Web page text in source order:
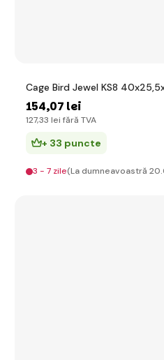
Cage Bird Jewel KS8
154,07 lei
127,33 lei fără TVA
+ 33 puncte
3 - 7 zile(La dumneavoastră